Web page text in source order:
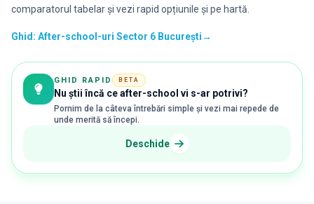
comparatorul tabelar și vezi rapid opțiunile și pe hartă.
Ghid: After-school-uri Sector 6 București→
GHID RAPID BETA
Nu știi încă ce after-school vi s-ar potrivi?
Pornim de la câteva întrebări simple și vezi mai repede de
unde merită să începi.
Deschide